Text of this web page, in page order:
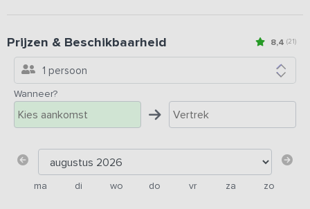
8,4 (21)
Prijzen & Beschikbaarheid
1 persoon
Wanneer?
ma di wo do vr za zo